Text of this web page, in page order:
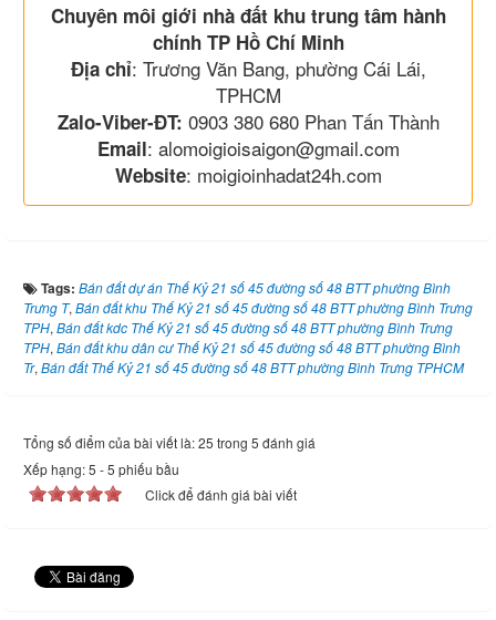
Chuyên môi giới nhà đất khu trung tâm hành
chính TP Hồ Chí Minh
Địa chỉ: Trương Văn Bang, phường Cái Lái,
TPHCM
Zalo-Viber-ĐT: 0903 380 680 Phan Tấn Thành
Email: alomoigioisaigon@gmail.com
Website: moigioinhadat24h.com
Tags: Bán đất dự án Thế Kỷ 21 số 45 đường số 48 BTT phường Bình
Trưng T, Bán đất khu Thế Kỷ 21 số 45 đường số 48 BTT phường Bình Trưng
TPH, Bán đất kdc Thế Kỷ 21 số 45 đường số 48 BTT phường Bình Trưng
TPH, Bán đất khu dân cư Thế Kỷ 21 số 45 đường số 48 BTT phường Bình
Tr, Bán đất Thế Kỷ 21 số 45 đường số 48 BTT phường Bình Trưng TPHCM
Tổng số điểm của bài viết là: 25 trong 5 đánh giá
Xếp hạng:5 -5 phiếu bầu
Click để đánh giá bài viết